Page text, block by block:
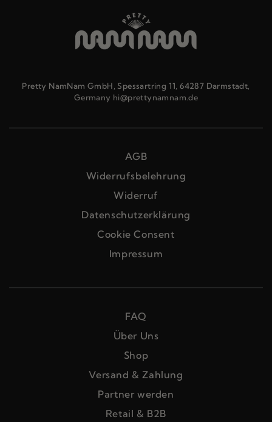
FAQ
Über Uns
Shop
Versand & Zahlung
Partner werden
Retail & B2B
Pretty NamNam GmbH, Spessartring 11, 64287 Darmstadt,
Germany hi@prettynamnam.de
AGB
Widerrufsbelehrung
Widerruf
Datenschutzerklärung
Cookie Consent
Impressum